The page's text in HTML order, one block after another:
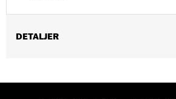
DETALJER